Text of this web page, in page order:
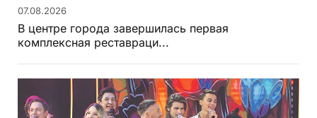
07.08.2026
В центре города завершилась первая
комплексная реставраци...